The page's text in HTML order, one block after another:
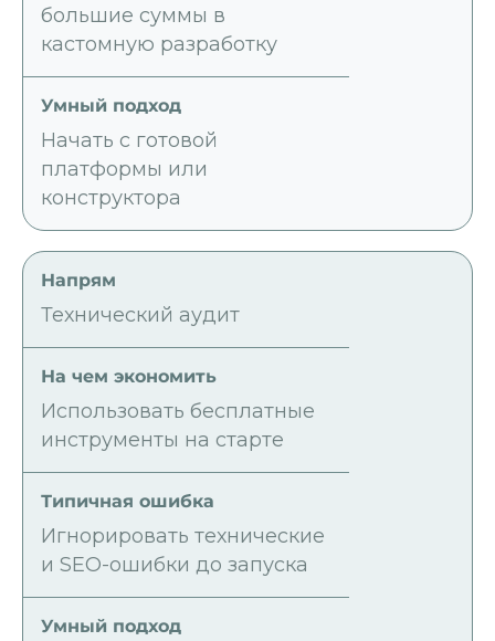
большие суммы в
кастомную разработку
Начать с готовой
платформы или
конструктора
Технический аудит
Использовать бесплатные
инструменты на старте
Игнорировать технические
и SEO-ошибки до запуска